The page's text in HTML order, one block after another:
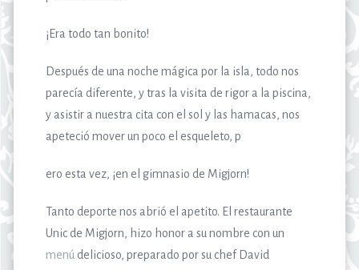
¡Era todo tan bonito!
Después de una noche mágica por la isla, todo nos
parecía diferente, y tras la visita de rigor a la piscina,
y asistir a nuestra cita con el sol y las hamacas, nos
apeteció mover un poco el esqueleto, p
ero esta vez, ¡en el gimnasio de Migjorn!
Tanto deporte nos abrió el apetito. El restaurante
Unic de Migjorn, hizo honor a su nombre con un
menú delicioso, preparado por su chef David